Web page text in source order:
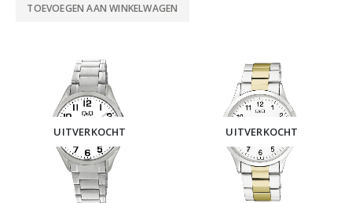
TOEVOEGEN AAN WINKELWAGEN
UITVERKOCHT UITVERKOCHT